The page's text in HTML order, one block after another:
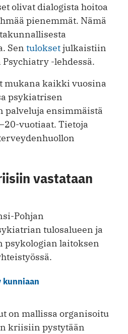
olivat dialogista hoitoa
pienemmät. Nämä
Sen tuloksetjulkaistiin
-lehdessä.
mukana kaikki vuosina
psykiatrisen
palveluja ensimmäistä
vuotiaat. Tietoja
vastataan
Pohjan
tulosalueen ja
psykologian laitoksen
kunniaan
on mallissa organisoitu
kriisiin pystytään